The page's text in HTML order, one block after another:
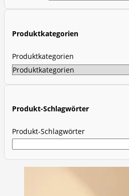
c
Produktkategorien
Produktkategorien
Produkt-Schlagwörter
Produkt-Schlagwörter